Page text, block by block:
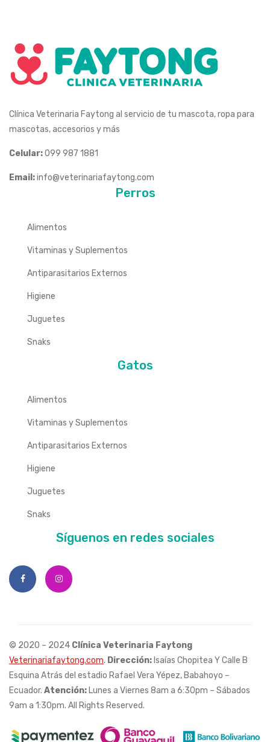
Clínica Veterinaria Faytong al servicio de tu mascota, ropa para
mascotas, accesorios y más
Celular:099 987 1881
Email:info@veterinariafaytong.com
Perros
Alimentos
Vitaminas y Suplementos
Antiparasitarios Externos
Higiene
Juguetes
Snaks
Gatos
Alimentos
Vitaminas y Suplementos
Antiparasitarios Externos
Higiene
Juguetes
Snaks
Síguenos en redes sociales
© 2020 – 2024 Clínica Veterinaria Faytong
Veterinariafaytong.com. Dirección: Isaías Chopitea Y Calle B
Esquina Atrás del estadio Rafael Vera Yépez, Babahoyo –
Ecuador. Atención: Lunes a Viernes 8am a 6:30pm – Sábados
9am a 1:30pm. All Rights Reserved.